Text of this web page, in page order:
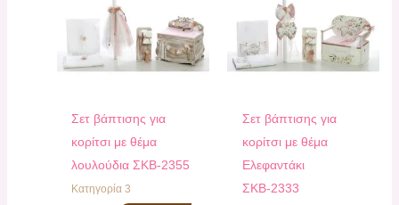
Σετ βάπτισης για
κορίτσι με θέμα
λουλούδια ΣΚΒ-2355
Κατηγορία 3
Σετ βάπτισης για
κορίτσι με θέμα
Ελεφαντάκι
ΣΚΒ-2333